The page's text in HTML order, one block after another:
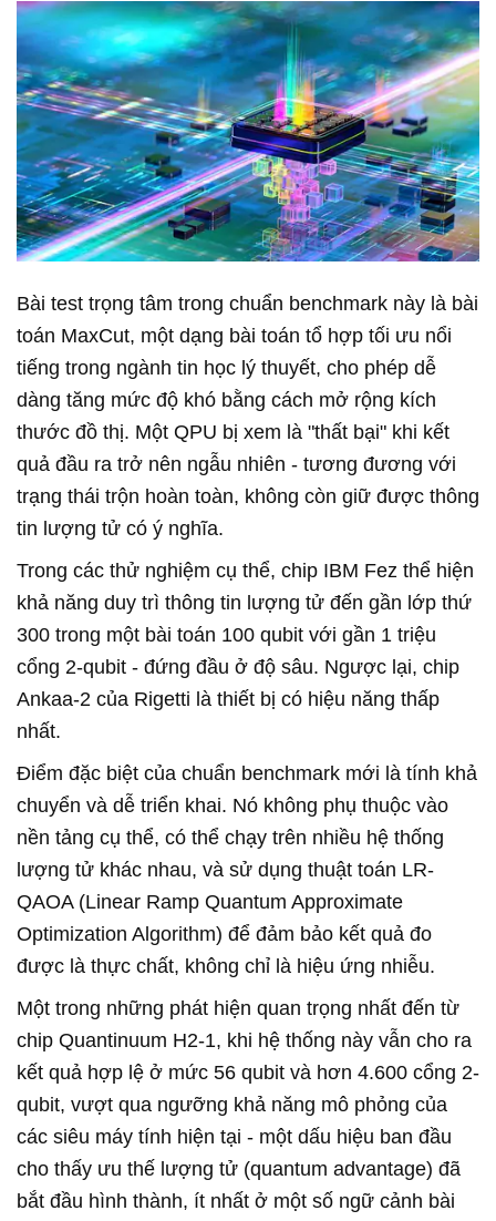
Bài test trọng tâm trong chuẩn benchmark này là bài
toán MaxCut, một dạng bài toán tổ hợp tối ưu nổi
tiếng trong ngành tin học lý thuyết, cho phép dễ
dàng tăng mức độ khó bằng cách mở rộng kích
thước đồ thị. Một QPU bị xem là "thất bại" khi kết
quả đầu ra trở nên ngẫu nhiên - tương đương với
trạng thái trộn hoàn toàn, không còn giữ được thông
tin lượng tử có ý nghĩa.
Trong các thử nghiệm cụ thể, chip IBM Fez thể hiện
khả năng duy trì thông tin lượng tử đến gần lớp thứ
300 trong một bài toán 100 qubit với gần 1 triệu
cổng 2-qubit - đứng đầu ở độ sâu. Ngược lại, chip
Ankaa-2 của Rigetti là thiết bị có hiệu năng thấp
nhất.
Điểm đặc biệt của chuẩn benchmark mới là tính khả
chuyển và dễ triển khai. Nó không phụ thuộc vào
nền tảng cụ thể, có thể chạy trên nhiều hệ thống
lượng tử khác nhau, và sử dụng thuật toán LR-
QAOA (Linear Ramp Quantum Approximate
Optimization Algorithm) để đảm bảo kết quả đo
được là thực chất, không chỉ là hiệu ứng nhiễu.
Một trong những phát hiện quan trọng nhất đến từ
chip Quantinuum H2-1, khi hệ thống này vẫn cho ra
kết quả hợp lệ ở mức 56 qubit và hơn 4.600 cổng 2-
qubit, vượt qua ngưỡng khả năng mô phỏng của
các siêu máy tính hiện tại - một dấu hiệu ban đầu
cho thấy ưu thế lượng tử (quantum advantage) đã
bắt đầu hình thành, ít nhất ở một số ngữ cảnh bài